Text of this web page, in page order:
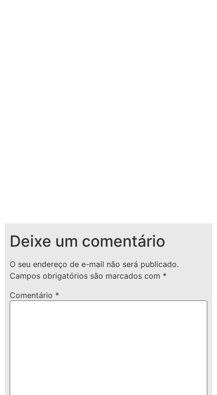
Deixe um comentário
O seu endereço de e-mail não será publicado.
Campos obrigatórios são marcados com *
Comentário *